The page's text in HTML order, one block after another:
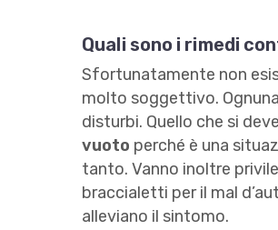
Quali sono i rimedi
Sfortunatamente non
molto soggettivo.
disturbi. Quello che si
vuoto perché è una
tanto. Vanno inoltre
braccialetti per il mal
alleviano il sintomo.